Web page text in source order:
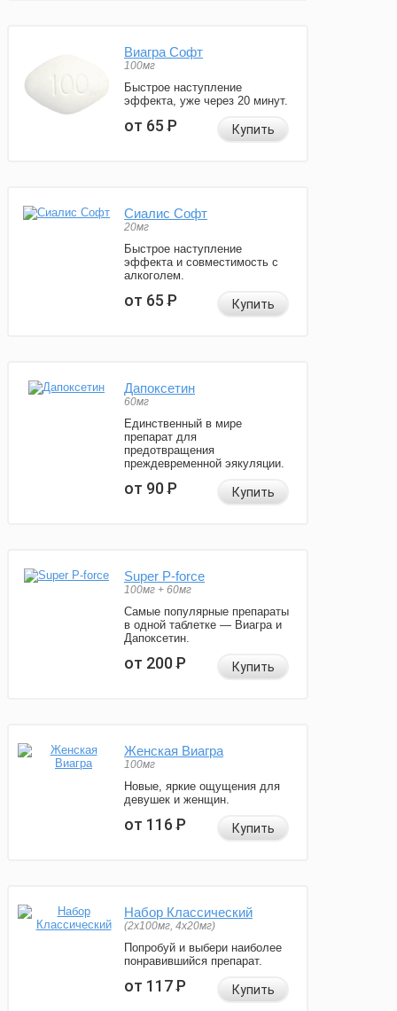
Виагра Софт
100мг
Быстрое наступление
эффекта, уже через 20 минут.
от 65Р Купить
Сиалис Софт
20мг
Быстрое наступление
эффекта и совместимость с
алкоголем.
от 65Р Купить
Дапоксетин
60мг
Единственный в мире
препарат для
предотвращения
преждевременной эякуляции.
от 90Р Купить
Super P-force
100мг + 60мг
Самые популярные препараты
в одной таблетке — Виагра и
Дапоксетин.
от 200Р Купить
Женская Виагра
100мг
Новые, яркие ощущения для
девушек и женщин.
от 116Р Купить
Набор Классический
(2x100мг, 4x20мг)
Попробуй и выбери наиболее
понравившийся препарат.
от 117Р Купить